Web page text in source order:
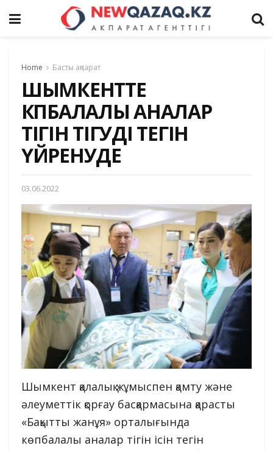
Home Басты ақпарат
ШЫМКЕНТТЕ
КӨПБАЛАЛЫ АНАЛАР
ТІГІН ТІГУДІ ТЕГІН
ҮЙРЕНУДЕ
03.06.2022
Шымкент қалалық жұмыспен қамту және
әлеуметтік қорғау басқармасына қарасты
«Бақытты жанұя» орталығында
көпбалалы аналар тігін ісін тегін